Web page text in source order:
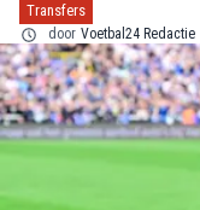
Transfers
door Voetbal24 Redactie